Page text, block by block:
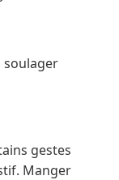
soulager
gestes
Manger